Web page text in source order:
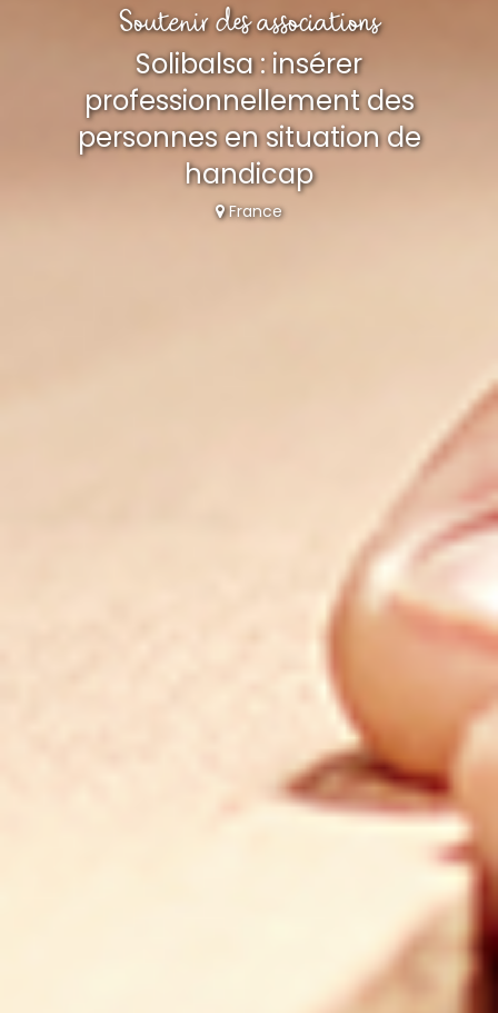
Soutenir des associations
Solibalsa : insérer
professionnellement des
personnes en situation de
handicap
France